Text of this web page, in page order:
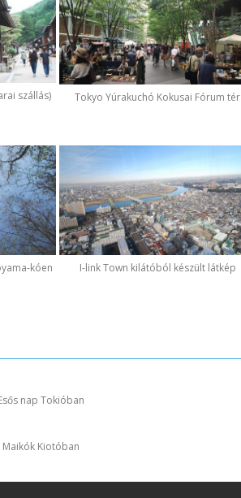
szállás) Tokyo Yúrakuchó Kokusai Fórum tér
kóen I-link Town kilátóból készült látkép
nap Tokióban
Maikók Kiotóban